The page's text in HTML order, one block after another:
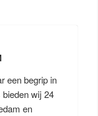
een begrip in
wij 24
en